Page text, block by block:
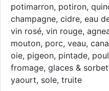
potimarron, potiron,
champagne, cidre, eau
vin rosé, vin rouge,
mouton, porc, veau,
oie, pigeon, pintade,
fromage, glaces &
yaourt, sole, truite